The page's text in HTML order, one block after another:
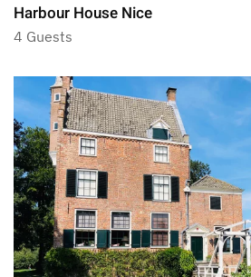
Harbour House Nice
4 Guests